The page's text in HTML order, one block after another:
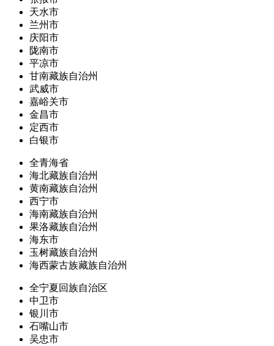
天水市
兰州市
庆阳市
陇南市
平凉市
甘南藏族自治州
武威市
嘉峪关市
金昌市
定西市
白银市
全青海省
海北藏族自治州
黄南藏族自治州
西宁市
海南藏族自治州
果洛藏族自治州
海东市
玉树藏族自治州
海西蒙古族藏族自治州
全宁夏回族自治区
中卫市
银川市
石嘴山市
吴忠市